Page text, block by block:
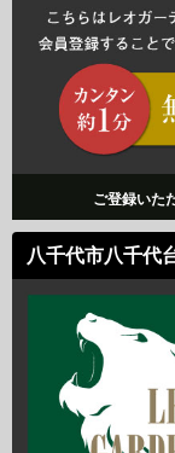
ご登録いた
八千代市八千代